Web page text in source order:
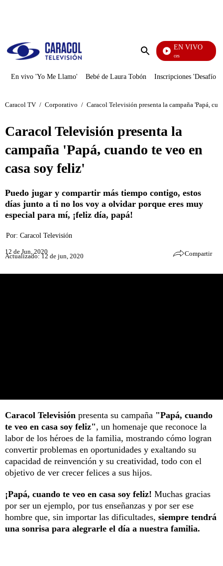
Enviar
EN VIVO
Sábados Felices
En vivo 'Yo Me Llamo' Bebé de Laura Tobón Inscripciones 'Desafío'
Caracol TV / Corporativo / Caracol Televisión presenta la campaña 'Papá,
Caracol Televisión presenta la
campaña 'Papá, cuando te veo en
casa soy feliz'
Puedo jugar y compartir más tiempo contigo, estos
días junto a ti no los voy a olvidar porque eres muy
especial para mí, ¡feliz día, papá!
Por: Caracol Televisión
12 de Jun, 2020
Actualizado: 12 de jun, 2020 Compartir
Caracol Televisión presenta su campaña "Papá, cuando
te veo en casa soy feliz", un homenaje que reconoce la
labor de los héroes de la familia, mostrando cómo logran
convertir problemas en oportunidades y exaltando su
capacidad de reinvención y su creatividad, todo con el
objetivo de ver crecer felices a sus hijos.
¡Papá, cuando te veo en casa soy feliz! Muchas gracias
por ser un ejemplo, por tus enseñanzas y por ser ese
hombre que, sin importar las dificultades, siempre tendrá
una sonrisa para alegrarle el día a nuestra familia.